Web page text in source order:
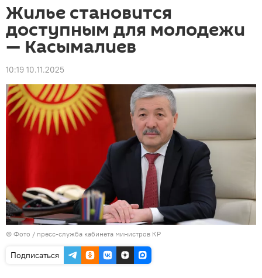
Жилье становится
доступным для молодежи
— Касымалиев
10:19 10.11.2025
© Фото / пресс-служба кабинета министров КР
Подписаться